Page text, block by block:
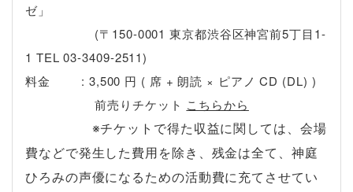
ゼ」
(〒150-0001 東京都渋谷区神宮前5丁目1-
1 TEL 03-3409-2511)
料金 : 3,500 円 ( 席 + 朗読 × ピアノ CD (DL) )
前売りチケット こちらから
※チケットで得た収益に関しては、会場
費などで発生した費用を除き、残金は全て、神庭
ひろみの声優になるための活動費に充てさせてい